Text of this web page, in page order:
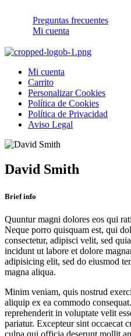
Preguntas frecuentes
Mi cuenta
Mi cuenta
Carrito
Personalizar Cookies
Política de Cookies
Política de Privacidad
Aviso Legal
David Smith
Brief info
Quuntur magni dolores eos qui
Neque porro quisquam est, qui
consectetur, adipisci velit, sed
incidunt ut labore et dolore
adipisicing elit, sed do eiusmod
magna aliqua.
Minim veniam, quis nostrud
aliquip ex ea commodo
reprehenderit in voluptate velit
pariatur. Excepteur sint occaecat
culpa qui officia deserunt mollit